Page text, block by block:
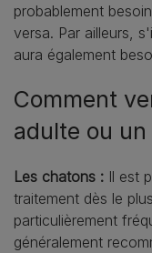
probablement
versa. Par ailleurs,
aura également
Comment
adulte ou
Les chatons : Il est
traitement dès le
particulièrement
généralement